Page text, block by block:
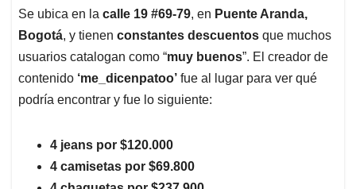
Se ubica en la calle 19 #69-79, en Puente Aranda,
Bogotá, y tienen constantes descuentos que muchos
usuarios catalogan como “muy buenos”. El creador de
contenido ‘me_dicenpatoo’ fue al lugar para ver qué
podría encontrar y fue lo siguiente:
4 jeans por $120.000
4 camisetas por $69.800